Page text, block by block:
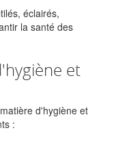
éclairés,
la santé des
et
d'hygiène et
: